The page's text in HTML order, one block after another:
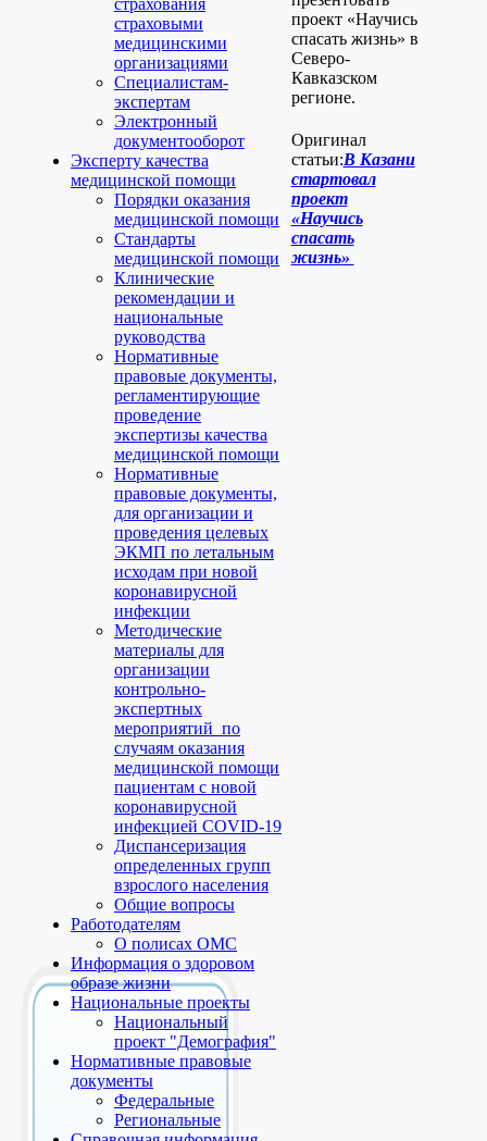
страхования
страховыми
медицинскими
организациями
Специалистам-
экспертам
Электронный
документооборот
Эксперту качества
медицинской помощи
Порядки оказания
медицинской помощи
Стандарты
медицинской помощи
Клинические
рекомендации и
национальные
руководства
Нормативные
правовые документы,
регламентирующие
проведение
экспертизы качества
медицинской помощи
Нормативные
правовые документы,
для организации и
проведения целевых
ЭКМП по летальным
исходам при новой
коронавирусной
инфекции
Методические
материалы для
организации
контрольно-
экспертных
мероприятий по
случаям оказания
медицинской помощи
пациентам с новой
коронавирусной
инфекцией COVID-19
Диспансеризация
определенных групп
взрослого населения
Общие вопросы
Работодателям
О полисах ОМС
Информация о здоровом
образе жизни
Национальные проекты
Национальный
проект "Демография"
Нормативные правовые
документы
Федеральные
Региональные
проект «Научись
спасать жизнь» в
Северо-
Кавказском
регионе.
Оригинал
статьи:В Казани
стартовал
проект
«Научись
спасать
жизнь»